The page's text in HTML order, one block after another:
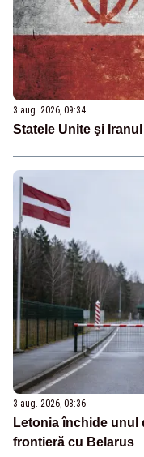
3 aug. 2026, 09:34
Statele Unite şi
3 aug. 2026, 08:36
Letonia închide unul
frontieră cu Belarus